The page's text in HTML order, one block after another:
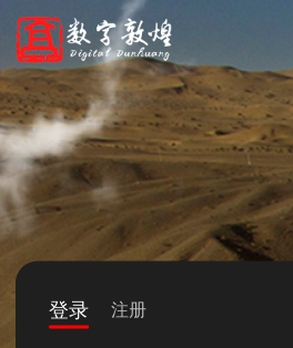
登录 注册